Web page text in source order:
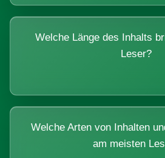
Welche Länge des Inhalts
Leser?
Welche Arten von Inhalten
am meisten